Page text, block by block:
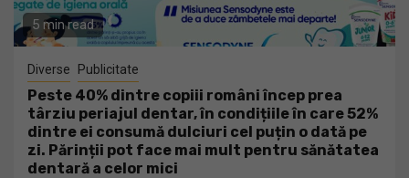
5 min read
Diverse Publicitate
Peste 40% dintre copiii români încep prea
târziu periajul dentar, în condițiile în care 52%
dintre ei consumă dulciuri cel puțin o dată pe
zi. Părinții pot face mai mult pentru sănătatea
dentară a celor mici